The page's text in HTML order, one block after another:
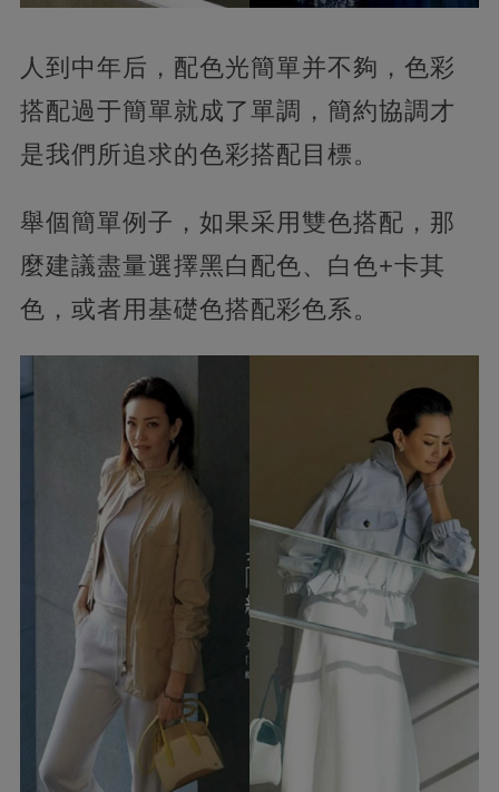
人到中年后，配色光簡單并不夠，色彩
搭配過于簡單就成了單調，簡約協調才
是我們所追求的色彩搭配目標。
舉個簡單例子，如果采用雙色搭配，那
麼建議盡量選擇黑白配色、白色+卡其
色，或者用基礎色搭配彩色系。